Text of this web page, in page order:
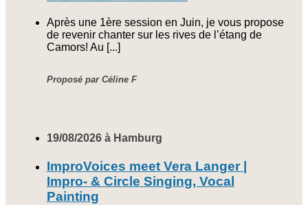
Après une 1ère session en Juin, je vous propose
de revenir chanter sur les rives de l’étang de
Camors! Au [...]
Proposé par Céline F
19/08/2026 à Hamburg
ImproVoices meet Vera Langer |
Impro- & Circle Singing, Vocal
Painting